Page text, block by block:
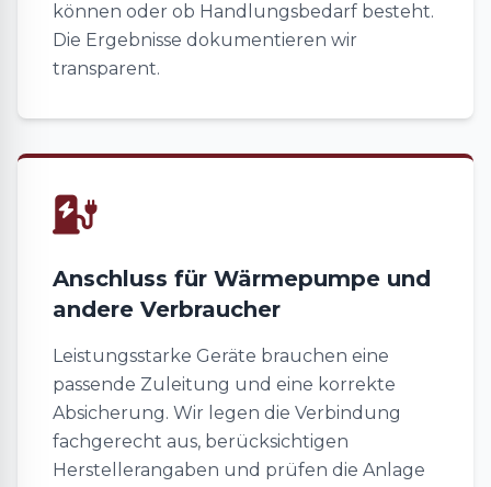
können oder ob Handlungsbedarf besteht.
Die Ergebnisse dokumentieren wir
transparent.
Anschluss für Wärmepumpe und
andere Verbraucher
Leistungsstarke Geräte brauchen eine
passende Zuleitung und eine korrekte
Absicherung. Wir legen die Verbindung
fachgerecht aus, berücksichtigen
Herstellerangaben und prüfen die Anlage